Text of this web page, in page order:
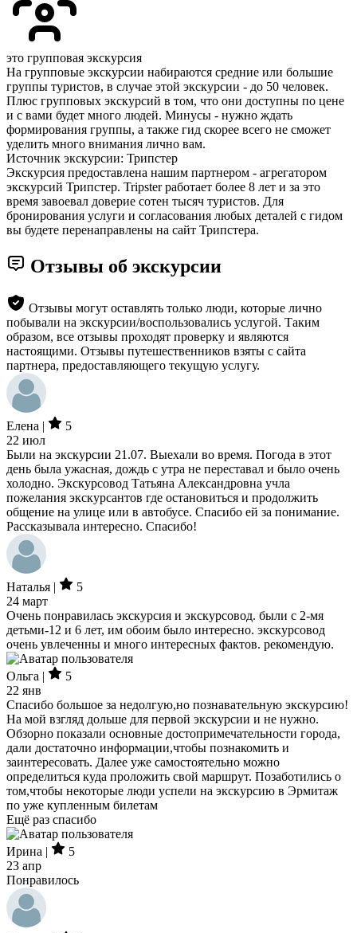
это групповая экскурсия
На групповые экскурсии набираются средние или большие
группы туристов, в случае этой экскурсии - до 50 человек.
Плюс групповых экскурсий в том, что они доступны по цене
и с вами будет много людей. Минусы - нужно ждать
формирования группы, а также гид скорее всего не сможет
уделить много внимания лично вам.
Источник экскурсии: Трипстер
Экскурсия предоставлена нашим партнером - агрегатором
экскурсий Трипстер. Tripster работает более 8 лет и за это
время завоевал доверие сотен тысяч туристов. Для
бронирования услуги и согласования любых деталей с гидом
вы будете перенаправлены на сайт Трипстера.
Отзывы об экскурсии
Отзывы могут оставлять только люди, которые лично
побывали на экскурсии/воспользовались услугой. Таким
образом, все отзывы проходят проверку и являются
настоящими. Отзывы путешественников взяты с сайта
партнера, предоставляющего текущую услугу.
Елена |
5
22 июл
Были на экскурсии 21.07. Выехали во время. Погода в этот
день была ужасная, дождь с утра не переставал и было очень
холодно. Экскурсовод Татьяна Александровна учла
пожелания экскурсантов где остановиться и продолжить
общение на улице или в автобусе. Спасибо ей за понимание.
Рассказывала интересно. Спасибо!
Наталья |
5
24 март
Очень понравилась экскурсия и экскурсовод. были с 2-мя
детьми-12 и 6 лет, им обоим было интересно. экскурсовод
очень увлеченны и много интересных фактов. рекомендую.
Ольга |
5
22 янв
Спасибо большое за недолгую,но познавательную экскурсию!
На мой взгляд дольше для первой экскурсии и не нужно.
Обзорно показали основные достопримечательности города,
дали достаточно информации,чтобы познакомить и
заинтересовать. Далее уже самостоятельно можно
определиться куда проложить свой маршрут. Позаботились о
том,чтобы некоторые люди успели на экскурсию в Эрмитаж
по уже купленным билетам
Ещё раз спасибо
Ирина |
5
23 апр
Понравилось